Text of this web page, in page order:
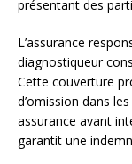
présentant des
L’assurance
diagnostiqueur
Cette couverture
d’omission dans
assurance avant
garantit une